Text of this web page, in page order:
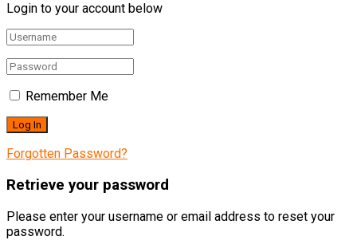
Login to your account below
Remember Me
Forgotten Password?
Retrieve your password
Please enter your username or email address to reset your
password.